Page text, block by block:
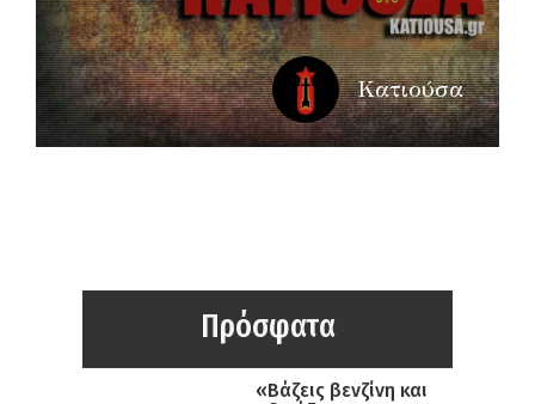
Κατιούσα
Πρόσφατα
«Βάζεις βενζίνη και